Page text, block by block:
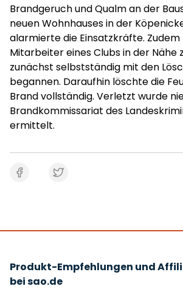
Brandgeruch und Qualm an der
neuen Wohnhauses in der
alarmierte die Einsatzkräfte. Zudem
Mitarbeiter eines Clubs in der Nähe
zunächst selbstständig mit den
begannen. Daraufhin löschte die
Brand vollständig. Verletzt wurde
Brandkommissariat des
ermittelt.
Produkt-Empfehlungen und
bei sao.de